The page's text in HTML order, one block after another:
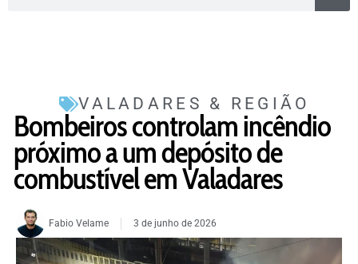
VALADARES & REGIÃO
Bombeiros controlam incêndio
próximo a um depósito de
combustível em Valadares
Fabio Velame 3 de junho de 2026